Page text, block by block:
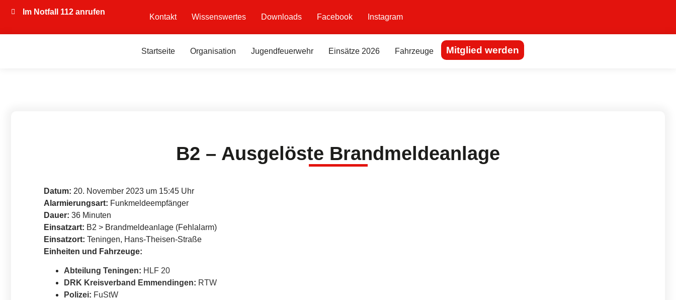
Im Notfall 112 anrufen
Kontakt Wissenswertes Downloads Facebook Instagram
Startseite Organisation Jugendfeuerwehr Einsätze 2026 Fahrzeuge Mitglied werden
B2 – Ausgelöste Brandmeldeanlage
Datum: 20. November 2023 um 15:45 Uhr
Alarmierungsart: Funkmeldeempfänger
Dauer: 36 Minuten
Einsatzart: B2 > Brandmeldeanlage (Fehlalarm)
Einsatzort: Teningen, Hans-Theisen-Straße
Einheiten und Fahrzeuge:
Abteilung Teningen: HLF 20
DRK Kreisverband Emmendingen: RTW
Polizei: FuStW